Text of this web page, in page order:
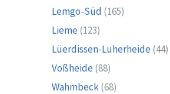
Lemgo-Süd (165)
Lieme (123)
Lüerdissen-Luherheide (44)
Voßheide (88)
Wahmbeck(68)